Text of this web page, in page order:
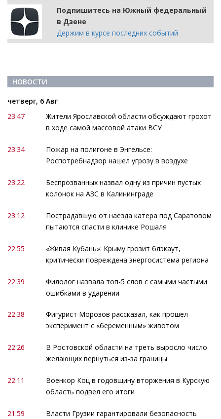
Подпишитесь на Южный федеральный
в Дзене
Держим в курсе последних событий
НОВОСТИ
четверг, 6 Авг
23:47
Жители Ярославской области обсуждают грохот
в ходе самой массовой атаки ВСУ
23:34
Пожар на полигоне в Энгельсе:
Роспотребнадзор нашел угрозу в воздухе
23:22
Беспрозванных назвал одну из причин пустых
колонок на АЗС в Калининграде
23:12
Пострадавшую от наезда катера под Саратовом
пытаются спасти в клинике Рошаля
22:55
«Живая Кубань»: Крыму грозит блэкаут,
критически повреждена энергосистема региона
22:39
Филолог назвала топ-5 слов с самыми частыми
ошибками в ударении
22:38
Фигурист Морозов рассказал, как прошел
эксперимент с «беременным» животом
22:26
В Ростовской области на треть выросло число
желающих вернуться из-за границы
22:11
Военкор Коц в годовщину вторжения в Курскую
область подвел его итоги
21:59
Власти Грузии гарантировали безопасность